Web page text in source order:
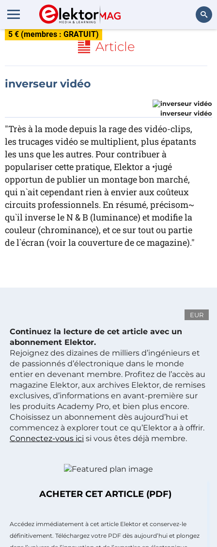
5 € (membres : GRATUIT)
Article
inverseur vidéo
inverseur vidéo
"Très à la mode depuis la rage des vidéo-clips,
les trucages vidéo se multiplient, plus épatants
les uns que les autres. Pour contribuer à
populariser cette pratique, Elektor a •jugé
opportun de publier un montage bon marché,
qui n`ait cependant rien à envier aux coûteux
circuits professionnels. En résumé, précisom~
qu`il inverse le N & B (luminance) et modifie la
couleur (chrominance), et ce sur tout ou partie
de l`écran (voir la couverture de ce magazine)."
EUR
Continuez la lecture de cet article avec un
abonnement Elektor.
Rejoignez des dizaines de milliers d’ingénieurs et
de passionnés d’électronique dans le monde
entier en devenant membre. Profitez de l’accès au
magazine Elektor, aux archives Elektor, de remises
exclusives, d’informations en avant-première sur
les produits Academy Pro, et bien plus encore.
Choisissez un abonnement dès aujourd’hui et
commencez à explorer tout ce qu’Elektor a à offrir.
Connectez-vous ici si vous êtes déjà membre.
ACHETER CET ARTICLE (PDF)
Accédez immédiatement à cet article Elektor et conservez-le
définitivement. Téléchargez votre PDF dès aujourd’hui et plongez